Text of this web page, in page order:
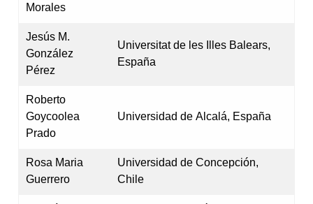
Morales
Jesús M.
González
Pérez
Universitat de les Illes Balears,
España
Roberto
Goycoolea
Prado
Universidad de Alcalá, España
Rosa Maria
Guerrero
Universidad de Concepción,
Chile